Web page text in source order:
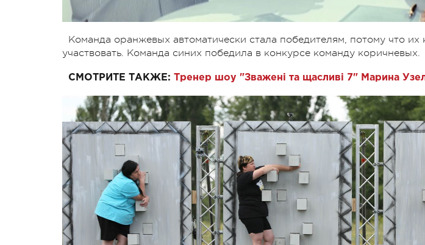
Команда оранжевых автоматически стала победителям, потому что их
участвовать. Команда синих победила в конкурсе команду коричневых.
СМОТРИТЕ ТАКЖЕ: Тренер шоу "Зважені та щасливі 7" Марина